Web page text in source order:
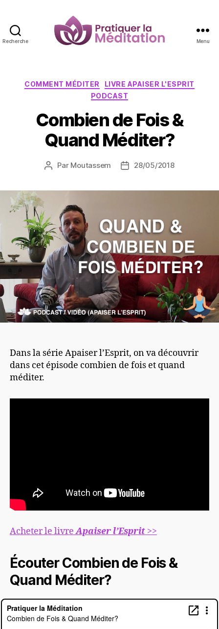
Recherche Menu
Catégories
COMMENT MÉDITER
LIVRE APAISER L'ESPRIT
PODCAST
Combien de Fois &
Quand Méditer?
Auteur
Par Moutassem
Date28/05/2018
Dans la série Apaiser l’Esprit, on va découvrir
dans cet épisode combien de fois et quand
méditer.
Acheter le livreApaiser l’Esprit >>
Écouter Combien de Fois &
Quand Méditer?